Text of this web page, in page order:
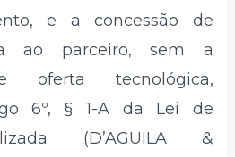
e a concessão de
ao parceiro, sem a
oferta tecnológica,
6º, § 1-A da Lei de
(D’AGUILA &